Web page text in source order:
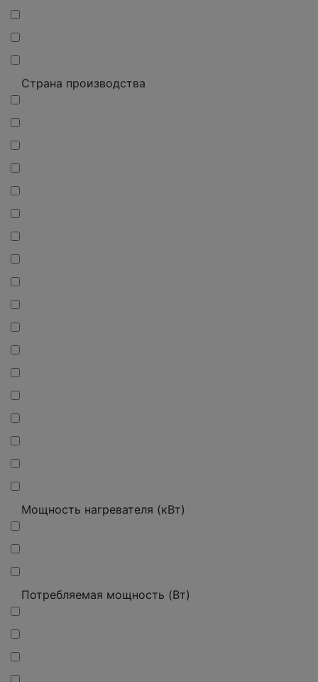
Страна производства
Мощность нагревателя (кВт)
Потребляемая мощность (Вт)